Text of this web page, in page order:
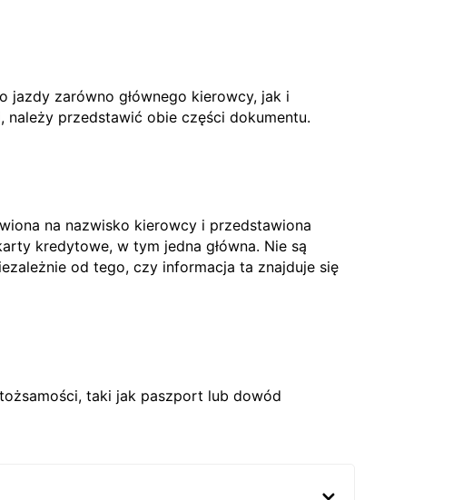
jazdy zarówno głównego kierowcy, jak i
przedstawić obie części dokumentu.
na nazwisko kierowcy i przedstawiona
kredytowe, w tym jedna główna. Nie są
od tego, czy informacja ta znajduje się
taki jak paszport lub dowód